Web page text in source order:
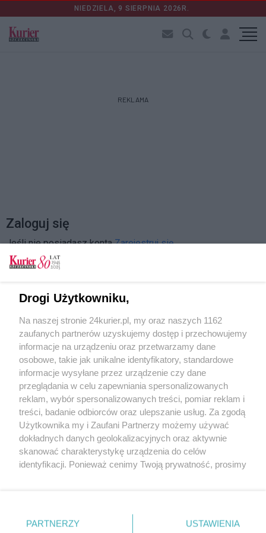
NIEDZIELA, 9 SIERPNIA 2026R.
REKLAMA
Zaloguj się
Jeśli nie posiadasz kontaZarejestruj się
Zapamiętać?
Zaloguj
Zapomniałem hasła
Copyright © 2022 Kurier Szczeciński sp. z o.o.
Drogi Użytkowniku,
Na naszej stronie 24kurier.pl, my oraz naszych 1162
zaufanych partnerów uzyskujemy dostęp i przechowujemy
informacje na urządzeniu oraz przetwarzamy dane
osobowe, takie jak unikalne identyfikatory, standardowe
informacje wysyłane przez urządzenie czy dane
przeglądania w celu zapewniania spersonalizowanych
reklam, wybór spersonalizowanych treści, pomiar reklam i
treści, badanie odbiorców oraz ulepszanie usług. Za zgodą
Użytkownika my i Zaufani Partnerzy możemy używać
dokładnych danych geolokalizacyjnych oraz aktywnie
skanować charakterystykę urządzenia do celów
identyfikacji. Ponieważ cenimy Twoją prywatność, prosimy
prywatności znajdujący się w lewym dolnym rogu strony
. Niektóre rodzaje przetwarzania danych nie wymagają
PARTNERZY USTAWIENIA